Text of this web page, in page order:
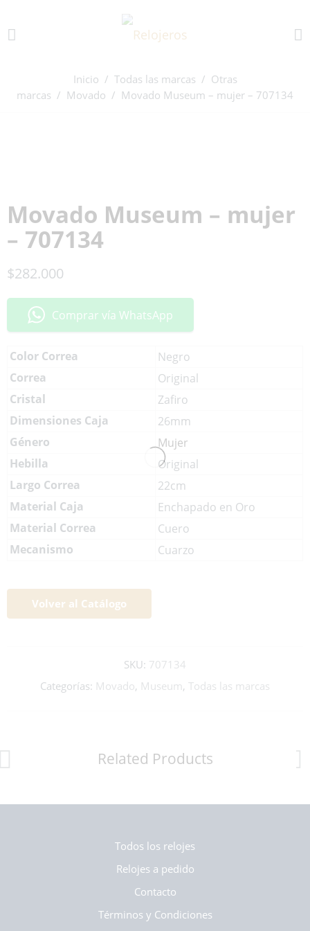
Inicio / Todas las marcas / Otras
marcas / Movado / Movado Museum – mujer – 707134
Movado Museum – mujer
– 707134
$282.000
Comprar vía WhatsApp
Color Correa
Negro
Correa
Original
Cristal
Zafiro
Dimensiones Caja
26mm
Género
Mujer
Hebilla
Original
Largo Correa
22cm
Material Caja
Enchapado en Oro
Material Correa
Cuero
Mecanismo
Cuarzo
Volver al Catálogo
SKU: 707134
Categorías: Movado, Museum, Todas las marcas
Related Products
Todos los relojes
Relojes a pedido
Contacto
Términos y Condiciones